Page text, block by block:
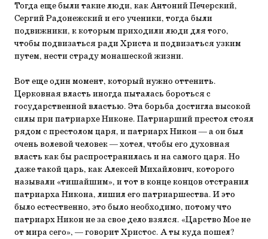
Тогда еще были такие люди, как Антоний Печерский,
Сергий Радонежский и его ученики, тогда были
подвижники, к которым приходили люди для того,
чтобы подвизаться ради Христа и подвизаться узким
путем, нести страду монашеской жизни.
Вот еще один момент, который нужно оттенить.
Церковная власть иногда пыталась бороться с
государственной властью. Эта борьба достигла высокой
силы при патриархе Никоне. Патриарший престол стоял
рядом с престолом царя, и патриарх Никон — а он был
очень волевой человек — хотел, чтобы его духовная
власть как бы распространилась и на самого царя. Но
даже такой царь, как Алексей Михайлович, которого
называли «тишайшим», и тот в конце концов отстранил
патриарха Никона, лишил его патриаршества. И это
было естественно, это было необходимо, потому что
патриарх Никон не за свое дело взялся. «Царство Мое не
от мира сего», — говорит Христос. А ты куда пошел?